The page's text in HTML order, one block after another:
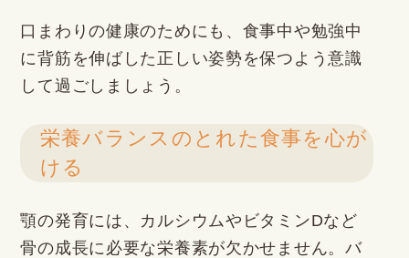
口まわりの健康のためにも、食事中や勉強中
に背筋を伸ばした正しい姿勢を保つよう意識
して過ごしましょう。
栄養バランスのとれた食事を心が
ける
顎の発育には、カルシウムやビタミンDなど
骨の成長に必要な栄養素が欠かせません。バ